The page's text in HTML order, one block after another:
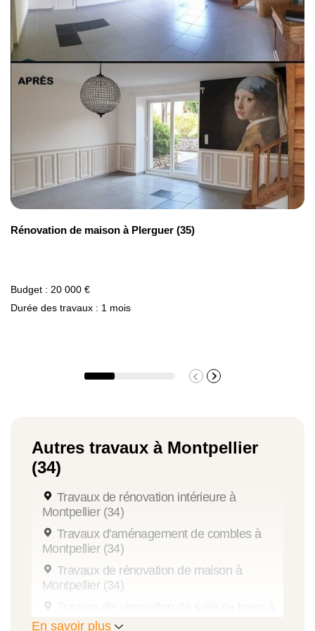
Demandez un devis pour vos travaux de
maçonnerie à Montpellier
Rénovation de maison à Plerguer (35)
Budget : 20 000 €
Durée des travaux : 1 mois
Autres travaux à Montpellier
(34)
Travaux de rénovation intérieure à
Montpellier (34)
Travaux d'aménagement de combles à
Montpellier (34)
Travaux de rénovation de maison à
Montpellier (34)
Montpellier (34)
En savoir plus